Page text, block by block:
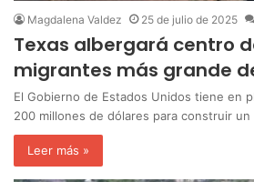
Magdalena Valdez 25 de julio de 2025
Texas albergará centro
migrantes más grande de
El Gobierno de Estados Unidos tiene en
200 millones de dólares para construir
Leer más »